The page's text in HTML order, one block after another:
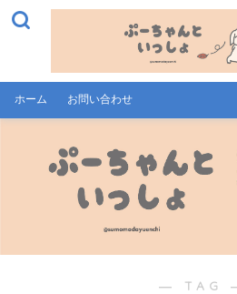
ホーム お問い合わせ
― TAG